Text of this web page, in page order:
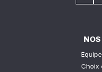
NOS
Choix